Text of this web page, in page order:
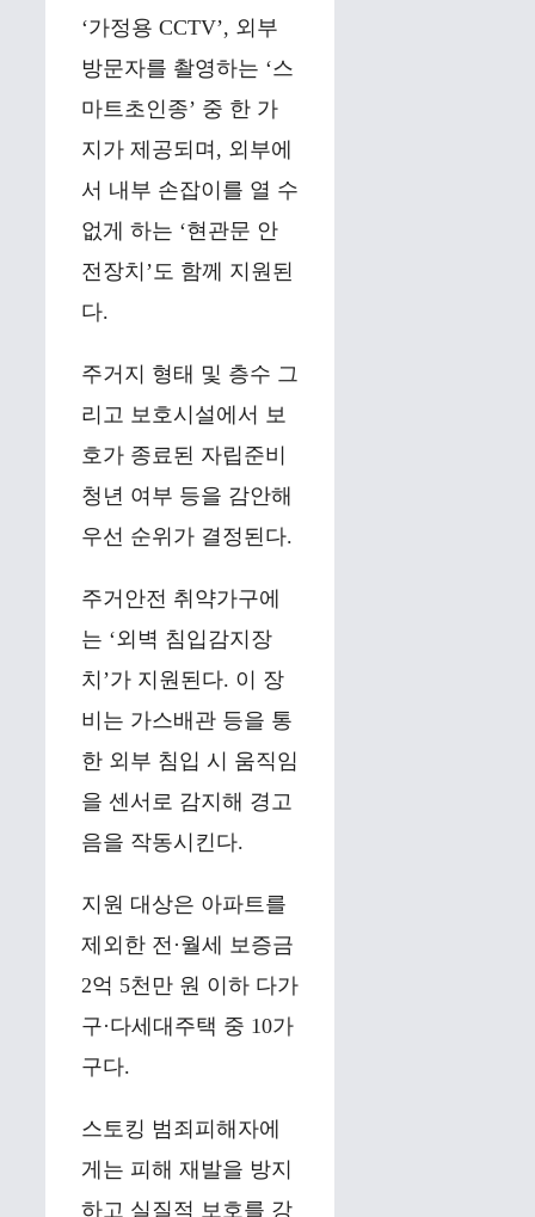
‘가정용 CCTV’, 외부
방문자를 촬영하는 ‘스
마트초인종’ 중 한 가
지가 제공되며, 외부에
서 내부 손잡이를 열 수
없게 하는 ‘현관문 안
전장치’도 함께 지원된
다.
주거지 형태 및 층수 그
리고 보호시설에서 보
호가 종료된 자립준비
청년 여부 등을 감안해
우선 순위가 결정된다.
주거안전 취약가구에
는 ‘외벽 침입감지장
치’가 지원된다. 이 장
비는 가스배관 등을 통
한 외부 침입 시 움직임
을 센서로 감지해 경고
음을 작동시킨다.
지원 대상은 아파트를
제외한 전·월세 보증금
2억 5천만 원 이하 다가
구·다세대주택 중 10가
구다.
스토킹 범죄피해자에
게는 피해 재발을 방지
하고 실질적 보호를 강